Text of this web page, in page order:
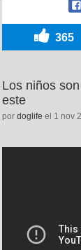
365
Los niños
este
por doglife el 1 nov